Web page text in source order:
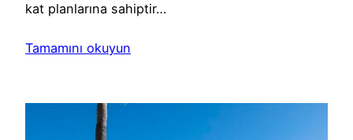
kat planlarına sahiptir…
Tamamını okuyun